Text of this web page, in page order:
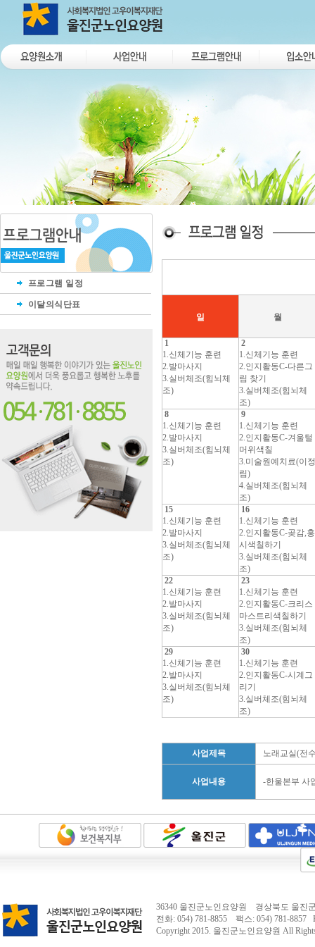
프로그램 일정
이달의식단표
일
월
1
1.신체기능 훈련
2.발마사지
3.실버체조(힘뇌체
조)
2
1.신체기능 훈련
2.인지활동C-다른그
림 찾기
3.실버체조(힘뇌체
조)
8
1.신체기능 훈련
2.발마사지
3.실버체조(힘뇌체
조)
9
1.신체기능 훈련
2.인지활동C-겨울털
머위색칠
3.미술원예치료(이정
림)
4.실버체조(힘뇌체
조)
15
1.신체기능 훈련
2.발마사지
3.실버체조(힘뇌체
조)
16
1.신체기능 훈련
2.인지활동C-곶감,홍
시색칠하기
3.실버체조(힘뇌체
조)
22
1.신체기능 훈련
2.발마사지
3.실버체조(힘뇌체
조)
23
1.신체기능 훈련
2.인지활동C-크리스
마스트리색칠하기
3.실버체조(힘뇌체
조)
29
1.신체기능 훈련
2.발마사지
3.실버체조(힘뇌체
조)
30
1.신체기능 훈련
2.인지활동C-시계그
리기
3.실버체조(힘뇌체
조)
사업제목 노래교실(전
사업내용 -한울본부 사
36340 울진군노인요양원 경상북도 울진
전화: 054) 781-8855 팩스: 054) 781-8857
Copyright 2015. 울진군노인요양원 All